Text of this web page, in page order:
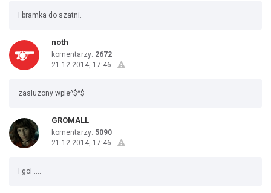
I bramka do szatni.
noth
komentarzy: 2672
21.12.2014, 17:46
zasluzony wpie^$^$
GROMALL
komentarzy: 5090
21.12.2014, 17:46
I gol ....